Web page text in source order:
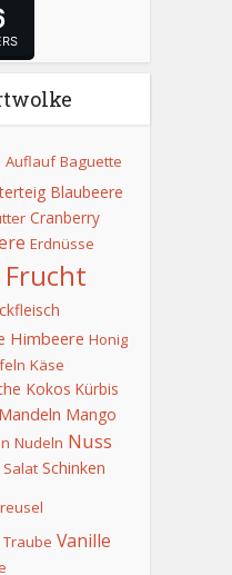
Auflauf Baguette
Blaubeere
Cranberry
Erdnüsse
Frucht
Himbeere Honig
Käse
Kokos Kürbis
Mandeln Mango
Nudeln Nuss
Salat Schinken
Traube Vanille